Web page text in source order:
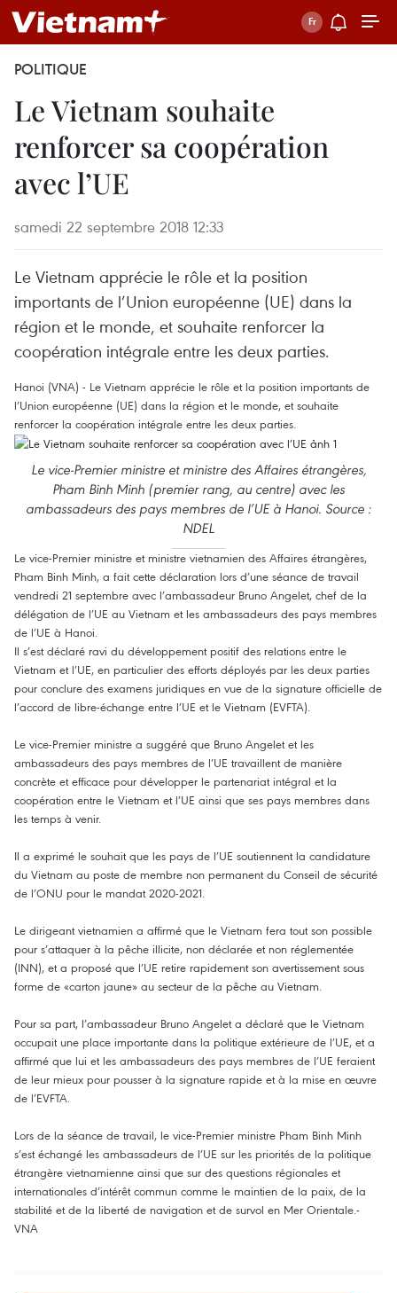
POLITIQUE
Le Vietnam souhaite
renforcer sa coopération
avec l’UE
samedi 22 septembre 2018 12:33
Le Vietnam apprécie le rôle et la position
importants de l’Union européenne (UE) dans la
région et le monde, et souhaite renforcer la
coopération intégrale entre les deux parties.
Hanoi (VNA) - Le Vietnam apprécie le rôle et la position importants de
l’Union européenne (UE) dans la région et le monde, et souhaite
renforcer la coopération intégrale entre les deux parties.
Le vice-Premier ministre et ministre des Affaires étrangères,
Pham Binh Minh (premier rang, au centre) avec les
ambassadeurs des pays membres de l’UE à Hanoi. Source :
NDEL
Le vice-Premier ministre et ministre vietnamien des Affaires étrangères,
Pham Binh Minh, a fait cette déclaration lors d’une séance de travail
vendredi 21 septembre avec l’ambassadeur Bruno Angelet, chef de la
délégation de l’UE au Vietnam et les ambassadeurs des pays membres
de l’UE à Hanoi.
Il s’est déclaré ravi du développement positif des relations entre le
Vietnam et l’UE, en particulier des efforts déployés par les deux parties
pour conclure des examens juridiques en vue de la signature officielle de
l’accord de libre-échange entre l’UE et le Vietnam (EVFTA).
Le vice-Premier ministre a suggéré que Bruno Angelet et les
ambassadeurs des pays membres de l’UE travaillent de manière
concrète et efficace pour développer le partenariat intégral et la
coopération entre le Vietnam et l’UE ainsi que ses pays membres dans
les temps à venir.
Il a exprimé le souhait que les pays de l’UE soutiennent la candidature
du Vietnam au poste de membre non permanent du Conseil de sécurité
de l’ONU pour le mandat 2020-2021.
Le dirigeant vietnamien a affirmé que le Vietnam fera tout son possible
pour s’attaquer à la pêche illicite, non déclarée et non réglementée
(INN), et a proposé que l’UE retire rapidement son avertissement sous
forme de «carton jaune» au secteur de la pêche au Vietnam.
Pour sa part, l’ambassadeur Bruno Angelet a déclaré que le Vietnam
occupait une place importante dans la politique extérieure de l’UE, et a
affirmé que lui et les ambassadeurs des pays membres de l’UE feraient
de leur mieux pour pousser à la signature rapide et à la mise en œuvre
de l’EVFTA.
Lors de la séance de travail, le vice-Premier ministre Pham Binh Minh
s’est échangé les ambassadeurs de l’UE sur les priorités de la politique
étrangère vietnamienne ainsi que sur des questions régionales et
internationales d’intérêt commun comme le maintien de la paix, de la
stabilité et de la liberté de navigation et de survol en Mer Orientale.-
VNA